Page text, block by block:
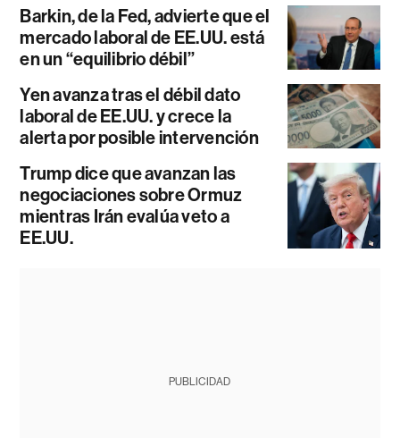
Barkin, de la Fed, advierte que el
mercado laboral de EE.UU. está
en un “equilibrio débil”
Yen avanza tras el débil dato
laboral de EE.UU. y crece la
alerta por posible intervención
Trump dice que avanzan las
negociaciones sobre Ormuz
mientras Irán evalúa veto a
EE.UU.
PUBLICIDAD